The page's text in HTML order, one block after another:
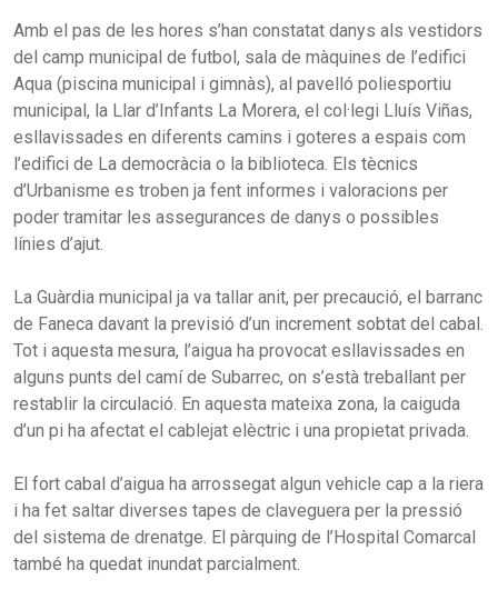
Amb el pas de les hores s’han constatat danys als vestidors
del camp municipal de futbol, sala de màquines de l’edifici
Aqua (piscina municipal i gimnàs), al pavelló poliesportiu
municipal, la Llar d’Infants La Morera, el col·legi Lluís Viñas,
esllavissades en diferents camins i goteres a espais com
l’edifici de La democràcia o la biblioteca. Els tècnics
d’Urbanisme es troben ja fent informes i valoracions per
poder tramitar les assegurances de danys o possibles
línies d’ajut.
La Guàrdia municipal ja va tallar anit, per precaució, el barranc
de Faneca davant la previsió d’un increment sobtat del cabal.
Tot i aquesta mesura, l’aigua ha provocat esllavissades en
alguns punts del camí de Subarrec, on s’està treballant per
restablir la circulació. En aquesta mateixa zona, la caiguda
d’un pi ha afectat el cablejat elèctric i una propietat privada.
El fort cabal d’aigua ha arrossegat algun vehicle cap a la riera
i ha fet saltar diverses tapes de claveguera per la pressió
del sistema de drenatge. El pàrquing de l’Hospital Comarcal
també ha quedat inundat parcialment.